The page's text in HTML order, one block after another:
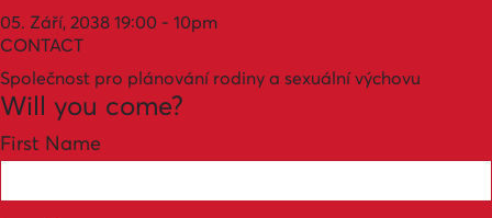
05. Září, 2038 19:00 - 10pm
CONTACT
Společnost pro plánování rodiny a sexuální výchovu
Will you come?
First Name